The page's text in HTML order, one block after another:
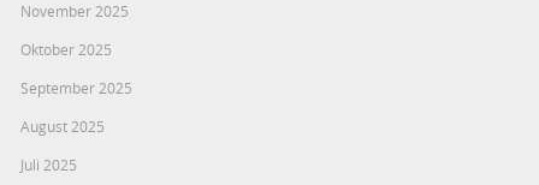
November 2025
Oktober 2025
September 2025
August 2025
Juli 2025